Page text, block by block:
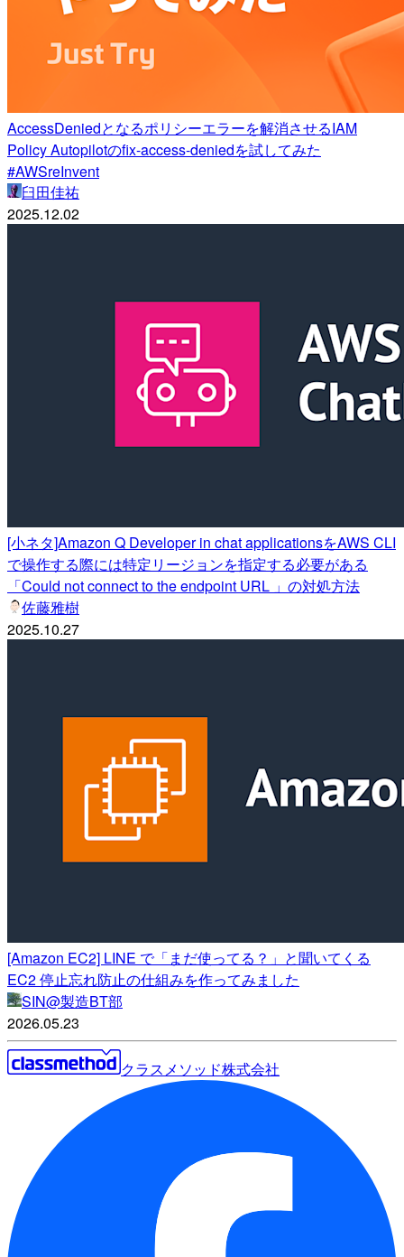
AccessDeniedとなるポリシーエラーを解消させるIAM
Policy Autopilotのfix-access-deniedを試してみた
#AWSreInvent
臼田佳祐
2025.12.02
[小ネタ]Amazon Q Developer in chat applicationsをAWS CLI
で操作する際には特定リージョンを指定する必要がある
「Could not connect to the endpoint URL 」の対処方法
佐藤雅樹
2025.10.27
[Amazon EC2] LINE で「まだ使ってる？」と聞いてくる
EC2 停止忘れ防止の仕組みを作ってみました
SIN@製造BT部
2026.05.23
クラスメソッド株式会社